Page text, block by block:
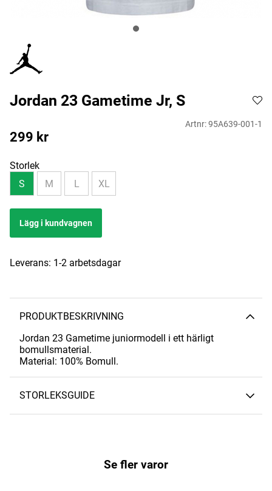
Jordan 23 Gametime Jr, S
Artnr:95A639-001-1
299 kr
Storlek
S
M L XL
Lägg i kundvagnen
Leverans: 1-2 arbetsdagar
PRODUKTBESKRIVNING
Jordan 23 Gametime juniormodell i ett härligt
bomullsmaterial.
Material: 100% Bomull.
STORLEKSGUIDE
Se fler varor